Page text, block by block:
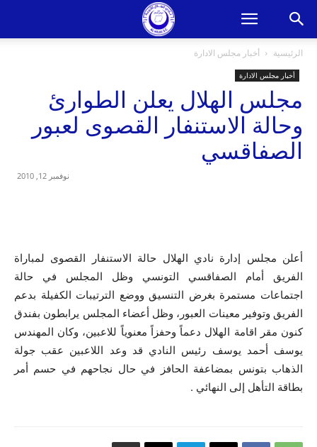
الرئيسية أخبار مجلس الادارة
أخبار مجلس الادارة
مجلس الهلال يعلن الطوارئ
وحالة الاستنفار القصوى لعبور
الصفاقسي
نوفمبر 12, 2010
أعلن مجلس إدارة نادي الهلال حالة الاستنفار القصوى لمباراة
الفريق أمام الصفاقسي التونسي وظل المجلس في حالة
اجتماعات مستمرة بغرض التنسيق ووضع الترتيبات الكفيلة بدعم
الفريق وتوفير معينات العبور، وظل أعضاء المجلس يرابطون بفندق
كنون مقر اقامة الهلال دعماً وحفزاً معنوياً للاعبين، وكان المهندس
يوسف أحمد يوسف رئيس النادي قد وعد اللاعبين عقب جولة
الذهاب بتونس بمضاعفة الحافز في حال نجاحهم في حسم أمر
بطاقة التأهل إلى النهائي .